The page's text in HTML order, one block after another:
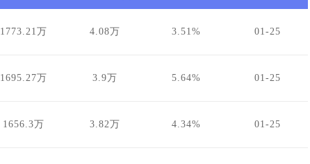
1773.21万 4.08万 3.51% 01-25
1695.27万 3.9万 5.64% 01-25
1656.3万 3.82万 4.34% 01-25